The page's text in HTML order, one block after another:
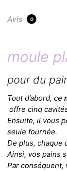
Avis 0
moule
pour du
Tout d’abord, ce
offre cinq
Ensuite, il vous
seule fournée.
De plus, chaque
Ainsi, vos pains
Par conséquent,